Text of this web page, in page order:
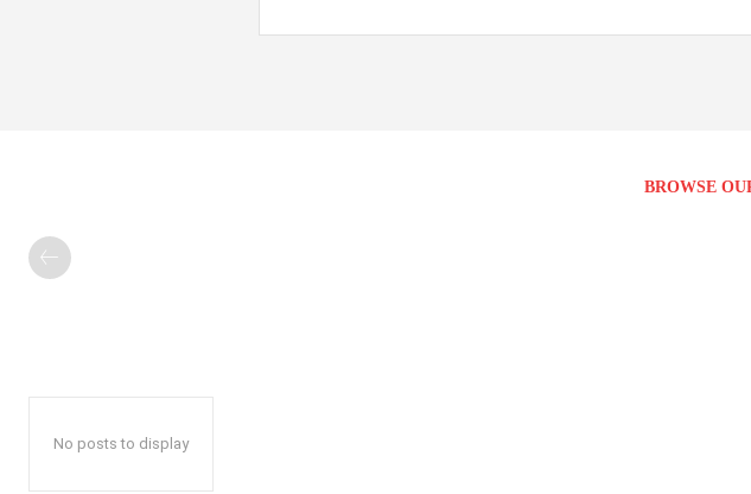
BROWSE
No posts to display